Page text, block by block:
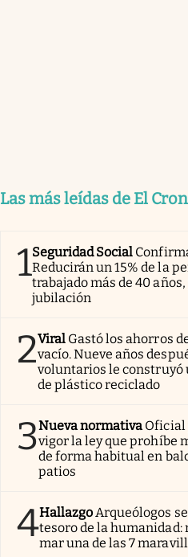
Las más leídas de El
1Seguridad Social
Reducirán un 15% de la
trabajado más de 40
jubilación
2Viral Gastó los ahorros
vacío. Nueve años
voluntarios le construyó
de plástico reciclado
3Nueva normativa Oficial
vigor la ley que prohíbe
de forma habitual en
patios
4HallazgoArqueólogos
tesoro de la humanidad:
mar una de las 7